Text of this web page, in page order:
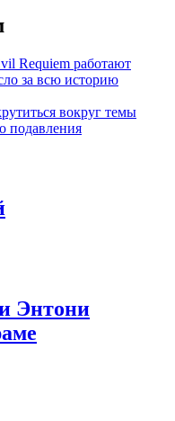
Requiem работают
за всю историю
вокруг темы
подавления
Энтони